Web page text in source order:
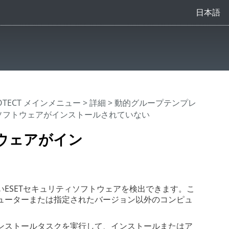
日本語
ェアがイン
メインメニュー >詳細 >動的グループテンプレ
トウェアがインストールされていない
セキュリティソフトウェアを検出できます。こ
ターまたは指定されたバージョン以外のコンピュ
トールタスクを実行して、インストールまたはア